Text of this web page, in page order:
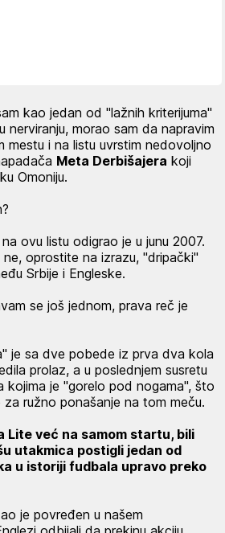
kao jedan od "lažnih kriterijuma"
morao sam da napravim
mestu i na listu uvrstim nedovoljno
Meta Derbišajera koji
Omoniju.
ovu listu odigrao je u junu 2007.
oprostite na izrazu, "dripački"
Srbije i Engleske.
se još jednom, prava reč je
je sa dve pobede iz prva dva kola
prolaz, a u poslednjem susretu
kojima je "gorelo pod nogama", što
ružno ponašanje na tom meču.
Lite već na samom startu, bili
utakmica postigli jedan od
u istoriji fudbala upravo preko
je povređen u našem